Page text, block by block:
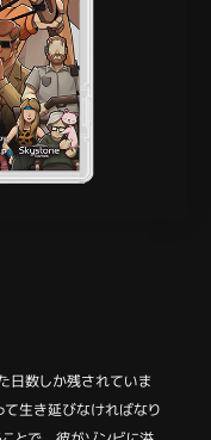
日数しか残されていま
て生き延びなければなり